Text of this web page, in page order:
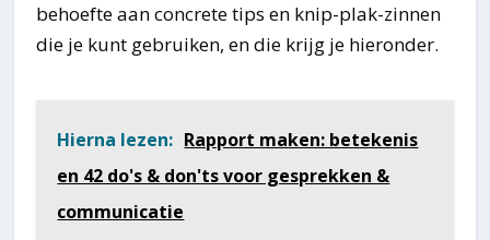
behoefte aan concrete tips en knip-plak-zinnen
die je kunt gebruiken, en die krijg je hieronder.
Hierna lezen: Rapport maken: betekenis
en 42 do's & don'ts voor gesprekken &
communicatie